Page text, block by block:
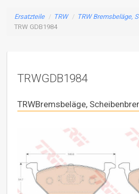
Ersatzteile / TRW / TRW Bremsbeläge,
TRW GDB1984
TRWGDB1984
TRWBremsbeläge,